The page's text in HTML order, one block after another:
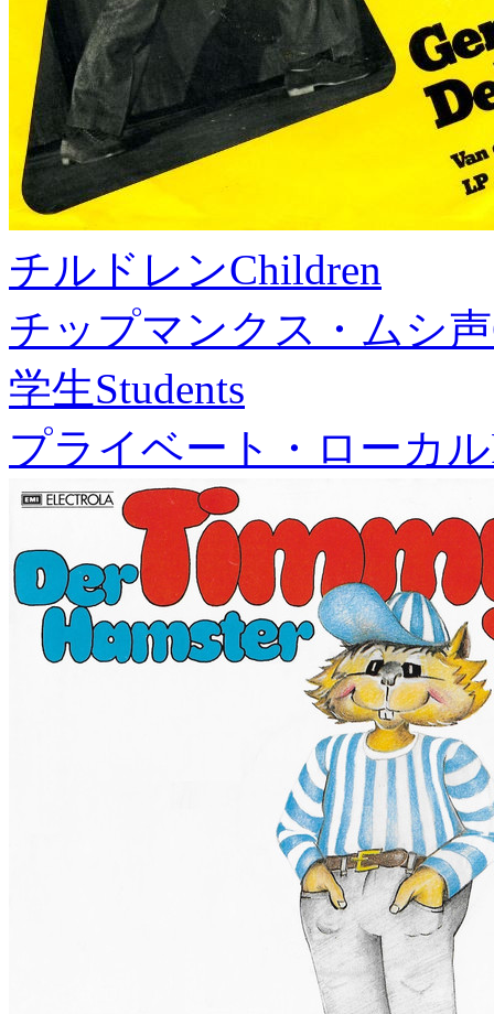
チルドレンChildren
チップマンクス・ムシ声
学生Students
プライベート・ローカル